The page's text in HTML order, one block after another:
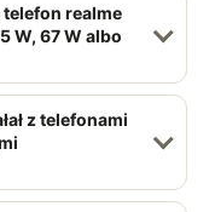
telefon realme
W, 67 W albo
z telefonami